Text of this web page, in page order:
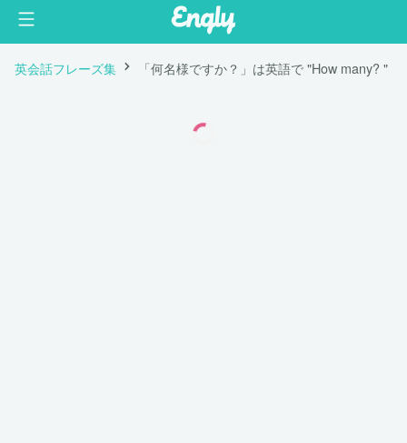
英会話フレーズ集 「何名様ですか？」は英語で "How many? "